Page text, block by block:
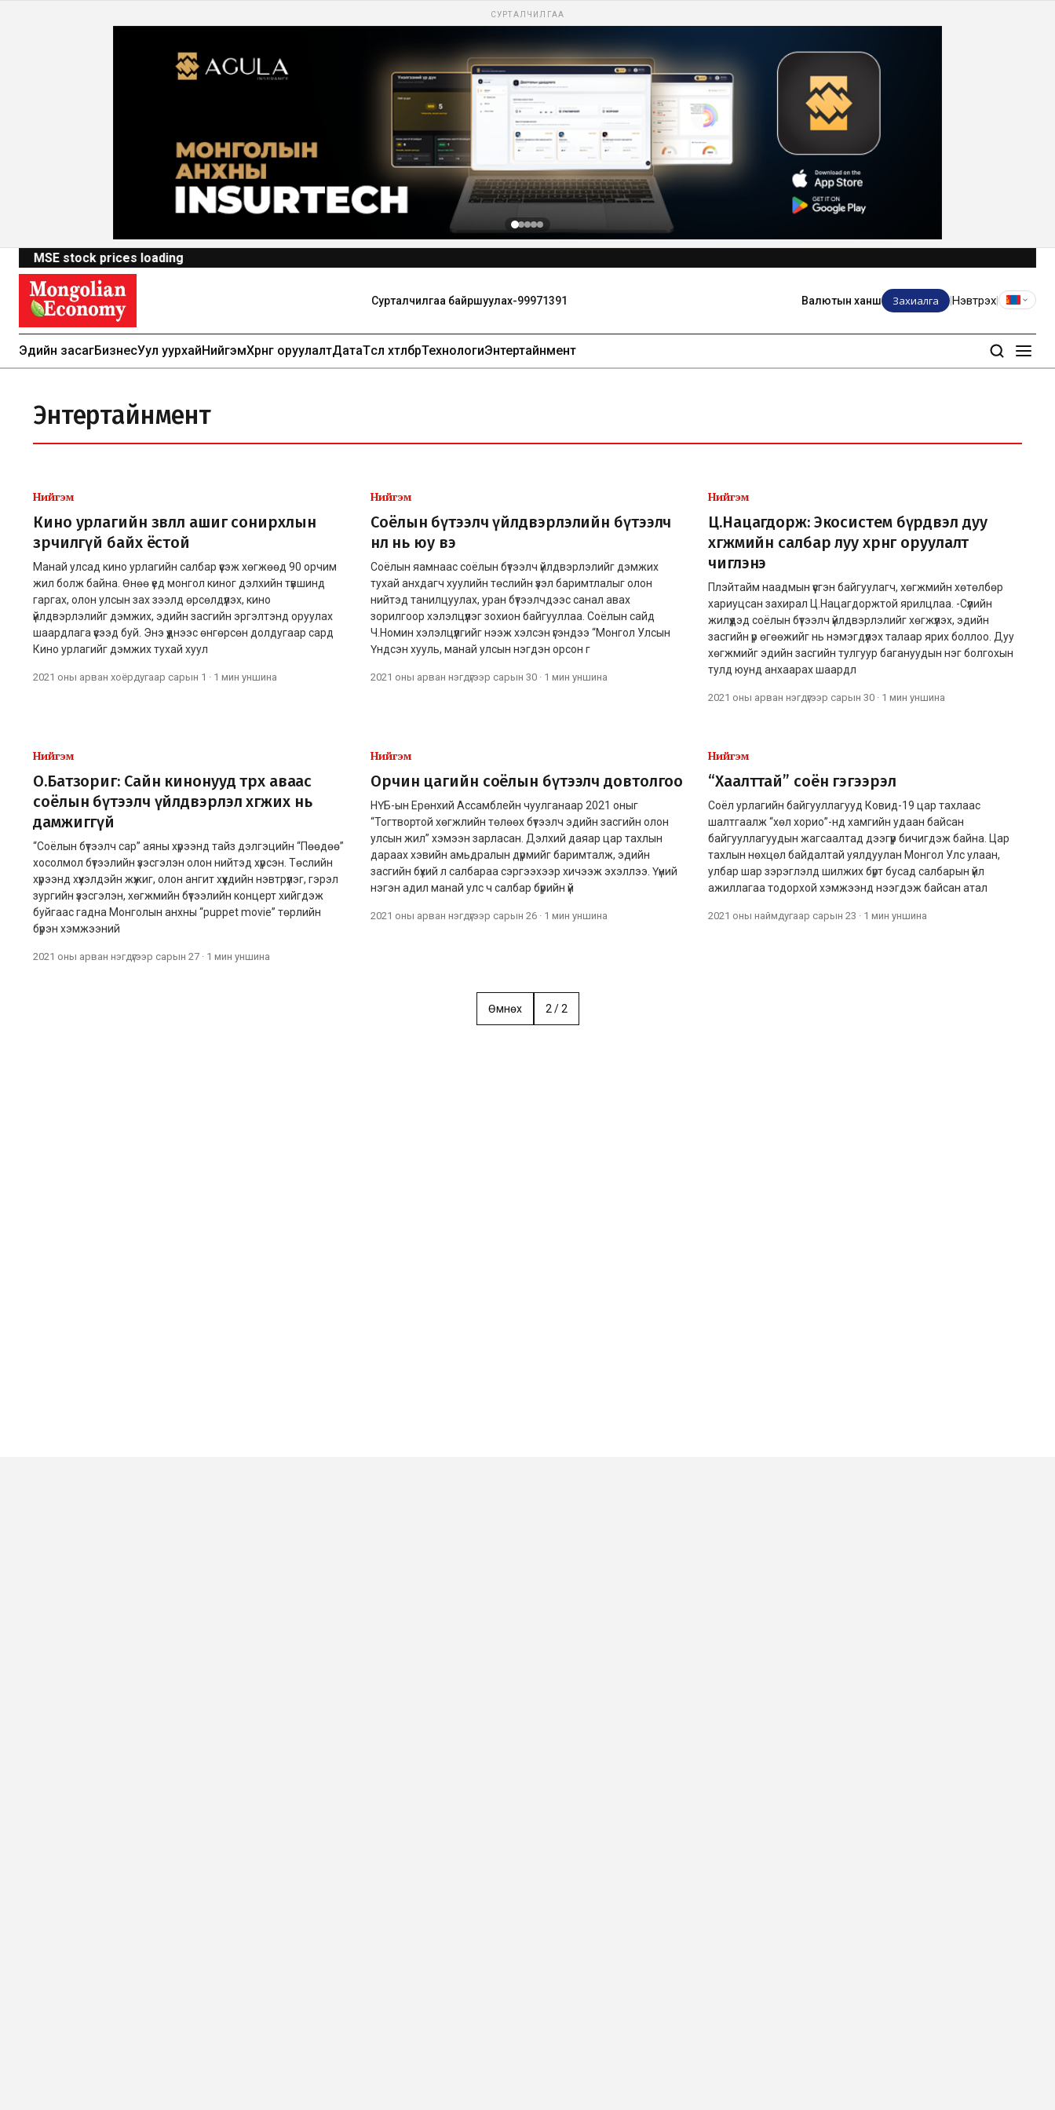
СУРТАЛЧИЛГАА
MSE stock prices loading
Валютын ханш Захиалга Нэвтрэх
Эдийн засагБизнесУул уурхайНийгэмХөрөнгө оруулалтДатаТөсөл хөтөлбөрТехнологиЭнтертайнмент
Энтертайнмент
Нийгэм
Кино урлагийн зөвлөл ашиг сонирхлын
зөрчилгүй байх ёстой
Манай улсад кино урлагийн салбар үүсэж хөгжөөд 90 орчим
жил болж байна. Өнөө үед монгол киног дэлхийн түвшинд
гаргах, олон улсын зах зээлд өрсөлдүүлэх, кино
үйлдвэрлэлийг дэмжих, эдийн засгийн эргэлтэнд оруулах
шаардлага үүсээд буй. Энэ үүднээс өнгөрсөн долдугаар сард
Кино урлагийг дэмжих тухай хуул
2021 оны арван хоёрдугаар сарын 1 · 1 мин уншина
Нийгэм
Соёлын бүтээлч үйлдвэрлэлийн бүтээлч
нөлөө нь юу вэ
Соёлын яамнаас соёлын бүтээлч үйлдвэрлэлийг дэмжих
тухай анхдагч хуулийн төслийн үзэл баримтлалыг олон
нийтэд танилцуулах, уран бүтээлчдээс санал авах
зорилгоор хэлэлцүүлэг зохион байгууллаа. Соёлын сайд
Ч.Номин хэлэлцүүлгийг нээж хэлсэн үгэндээ “Монгол Улсын
Үндсэн хууль, манай улсын нэгдэн орсон г
2021 оны арван нэгдүгээр сарын 30 · 1 мин уншина
Нийгэм
Ц.Нацагдорж: Экосистем бүрдвэл дуу
хөгжмийн салбар луу хөрөнгө оруулалт
чиглэнэ
Плэйтайм наадмын үүсгэн байгуулагч, хөгжмийн хөтөлбөр
хариуцсан захирал Ц.Нацагдоржтой ярилцлаа. -Сүүлийн
жилүүдэд соёлын бүтээлч үйлдвэрлэлийг хөгжүүлэх, эдийн
засгийн үр өгөөжийг нь нэмэгдүүлэх талаар ярих боллоо. Дуу
хөгжмийг эдийн засгийн тулгуур багануудын нэг болгохын
тулд юунд анхаарах шаардл
2021 оны арван нэгдүгээр сарын 30 · 1 мин уншина
Нийгэм
О.Батзориг: Сайн кинонууд төрөх аваас
соёлын бүтээлч үйлдвэрлэл хөгжих нь
дамжиггүй
“Соёлын бүтээлч сар” аяны хүрээнд тайз дэлгэцийн “Пөөдөө”
хосолмол бүтээлийн үзэсгэлэн олон нийтэд хүрсэн. Төслийн
хүрээнд хүүхэлдэйн жүжиг, олон ангит хүүхдийн нэвтрүүлэг, гэрэл
зургийн үзэсгэлэн, хөгжмийн бүтээлийн концерт хийгдэж
буйгаас гадна Монголын анхны “puppet movie” төрлийн
бүрэн хэмжээний
2021 оны арван нэгдүгээр сарын 27 · 1 мин уншина
Нийгэм
Орчин цагийн соёлын бүтээлч довтолгоо
НҮБ-ын Ерөнхий Ассамблейн чуулганаар 2021 оныг
“Тогтвортой хөгжлийн төлөөх бүтээлч эдийн засгийн олон
улсын жил” хэмээн зарласан. Дэлхий даяар цар тахлын
дараах хэвийн амьдралын дүрмийг баримталж, эдийн
засгийн бүхий л салбараа сэргээхээр хичээж эхэллээ. Үүний
нэгэн адил манай улс ч салбар бүрийн үй
2021 оны арван нэгдүгээр сарын 26 · 1 мин уншина
Нийгэм
“Хаалттай” соён гэгээрэл
Соёл урлагийн байгууллагууд Ковид-19 цар тахлаас
шалтгаалж “хөл хорио”-нд хамгийн удаан байсан
байгууллагуудын жагсаалтад дээгүүр бичигдэж байна. Цар
тахлын нөхцөл байдалтай уялдуулан Монгол Улс улаан,
улбар шар зэрэглэлд шилжих бүрт бусад салбарын үйл
ажиллагаа тодорхой хэмжээнд нээгдэж байсан атал
2021 оны наймдугаар сарын 23 · 1 мин уншина
Өмнөх 2 /2